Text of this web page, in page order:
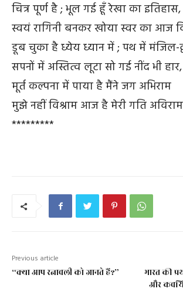
चित्र पूर्ण है ; भूल गई हूँ रेखा का इतिहास,
स्वयं रागिनी बनकर खोया स्वर का आज
डूब चुका है ध्येय ध्यान में ; पथ में मंजिल-
सपनों में अस्तित्व लूटा सो गई नींद भी हार,
मूर्त कल्पना में पाया है मैंने जग अभिराम
मुझे नहीं विश्राम आज है मेरी गति अविराम
*********
Previous article
“क्या आप रत्नावली को जानते हैं?”
भारत की
और